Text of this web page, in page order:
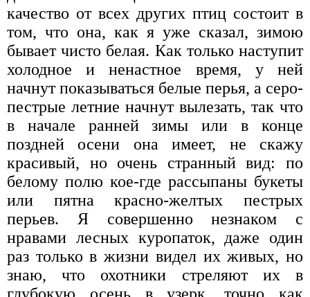
качество от всех других птиц состоит в
том, что она, как я уже сказал, зимою
бывает чисто белая. Как только наступит
холодное и ненастное время, у ней
начнут показываться белые перья, а серо-
пестрые летние начнут вылезать, так что
в начале ранней зимы или в конце
поздней осени она имеет, не скажу
красивый, но очень странный вид: по
белому полю кое-где рассыпаны букеты
или пятна красно-желтых пестрых
перьев. Я совершенно незнаком с
нравами лесных куропаток, даже один
раз только в жизни видел их живых, но
знаю, что охотники стреляют их в